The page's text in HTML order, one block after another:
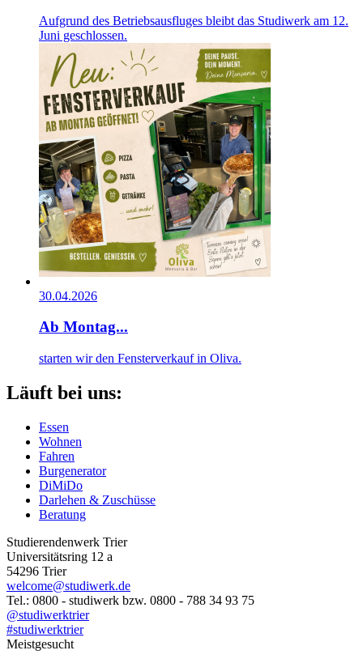
Aufgrund des Betriebsausfluges bleibt das Studiwerk am 12.
Juni geschlossen.
30.04.2026
Ab Montag...
starten wir den Fensterverkauf in Oliva.
Läuft bei uns:
Essen
Wohnen
Fahren
Burgenerator
DiMiDo
Darlehen & Zuschüsse
Beratung
Studierendenwerk Trier
Universitätsring 12 a
54296 Trier
welcome@studiwerk.de
Tel.: 0800 - studiwerk bzw. 0800 - 788 34 93 75
@studiwerktrier
#studiwerktrier
Meistgesucht